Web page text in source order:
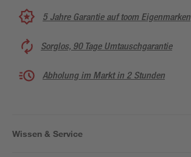
5 Jahre Garantie auf toom Eigenmarken
Sorglos, 90 Tage Umtauschgarantie
Abholung im Markt in 2 Stunden
Wissen & Service